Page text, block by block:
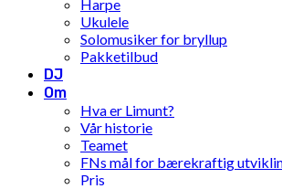
Harpe
Ukulele
Solomusiker for bryllup
Pakketilbud
DJ
Om
Hva er Limunt?
Vår historie
Teamet
FNs mål for bærekraftig
Pris